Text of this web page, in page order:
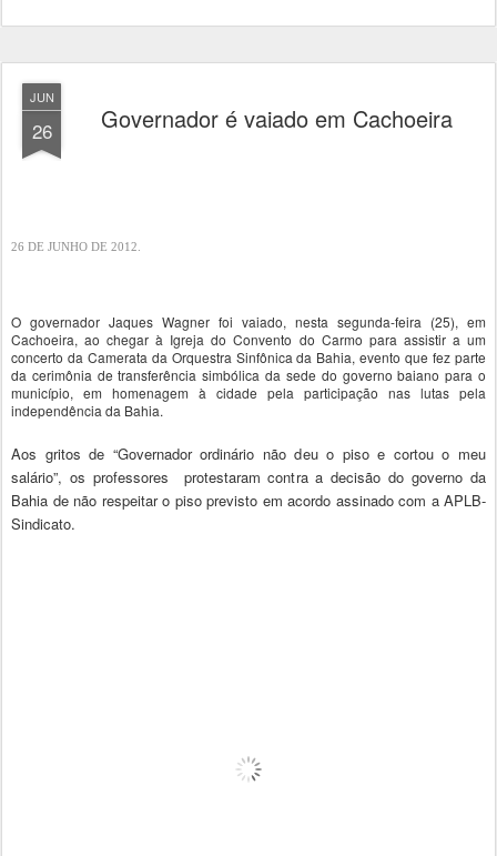
JUN
26 Governador é vaiado em Cachoeira
26 DE JUNHO DE 2012.
O governador Jaques Wagner foi vaiado, nesta segunda-feira (25), em
Cachoeira, ao chegar à Igreja do Convento do Carmo para assistir a um
concerto da Camerata da Orquestra Sinfônica da Bahia, evento que fez parte
da cerimônia de transferência simbólica da sede do governo baiano para o
município, em homenagem à cidade pela participação nas lutas pela
independência da Bahia.
Aos gritos de “Governador ordinário não deu o piso e cortou o meu
salário”, os professores protestaram contra a decisão do governo da
Bahia de não respeitar o piso previsto em acordo assinado com a APLB-
Sindicato.